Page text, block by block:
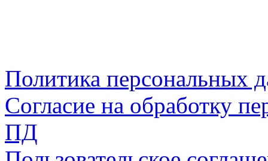
Политика персональных
Согласие на обработку
ПД